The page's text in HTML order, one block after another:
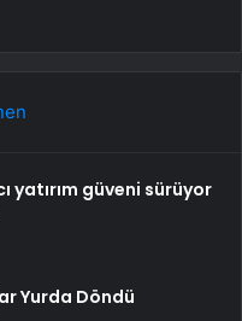
yatırım güveni sürüyor
Yurda Döndü